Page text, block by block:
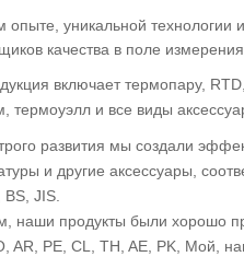
уникальной технологии
качества в поле
включает термопару,
термоуэлл и все виды
развития мы создали
и другие аксессуары,
JIS.
наши продукты были хорошо
AR, PE, CL, TH, AE, PK, Мой,